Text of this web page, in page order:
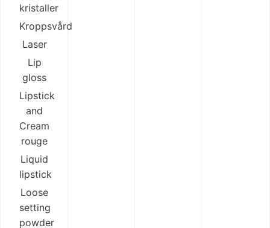
kristaller
Kroppsvård
Laser
Lip
gloss
Lipstick
and
Cream
rouge
Liquid
lipstick
Loose
setting
powder